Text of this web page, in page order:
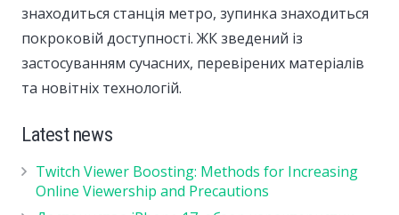
знаходиться станція метро, зупинка знаходиться
покроковій доступності. ЖК зведений із
застосуванням сучасних, перевірених матеріалів
та новітніх технологій.
Latest news
Twitch Viewer Boosting: Methods for Increasing
Online Viewership and Precautions